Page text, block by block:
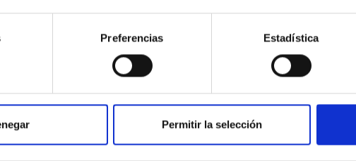
Preferencias Estadística
Permitir la selección
combinar la Astronomía con otras disciplinas humanas es muy
como un recurso para la divulgación científica, sino también para
género y, además, con la integración de la discapacidad.
otra astrónoma de Harvard personaje de la obra, tuvieron
funciones que se acompañarán con intérpretes lengua de signos para
en el proyecto –señaló Carmen del Puerto- ha sido la propuesta de